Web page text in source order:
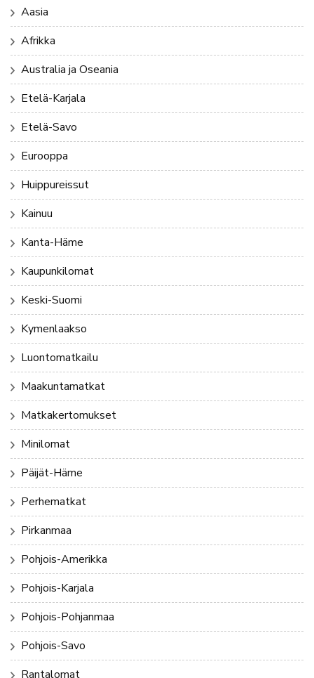
Aasia
Afrikka
Australia ja Oseania
Etelä-Karjala
Etelä-Savo
Eurooppa
Huippureissut
Kainuu
Kanta-Häme
Kaupunkilomat
Keski-Suomi
Kymenlaakso
Luontomatkailu
Maakuntamatkat
Matkakertomukset
Minilomat
Päijät-Häme
Perhematkat
Pirkanmaa
Pohjois-Amerikka
Pohjois-Karjala
Pohjois-Pohjanmaa
Pohjois-Savo
Rantalomat